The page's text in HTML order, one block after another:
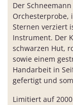
Der
Orchesterprobe,
Sternen verziert
Instrument. Der
schwarzen Hut,
sowie einem
Handarbeit in
gefertigt und
Limitiert auf